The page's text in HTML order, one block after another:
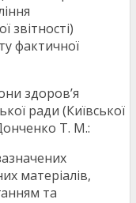
звітності)
фактичної
здоров’я
ради (Київської
Т. М.:
матеріалів,
та